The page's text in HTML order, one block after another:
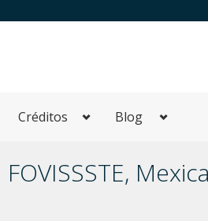
Créditos Blog